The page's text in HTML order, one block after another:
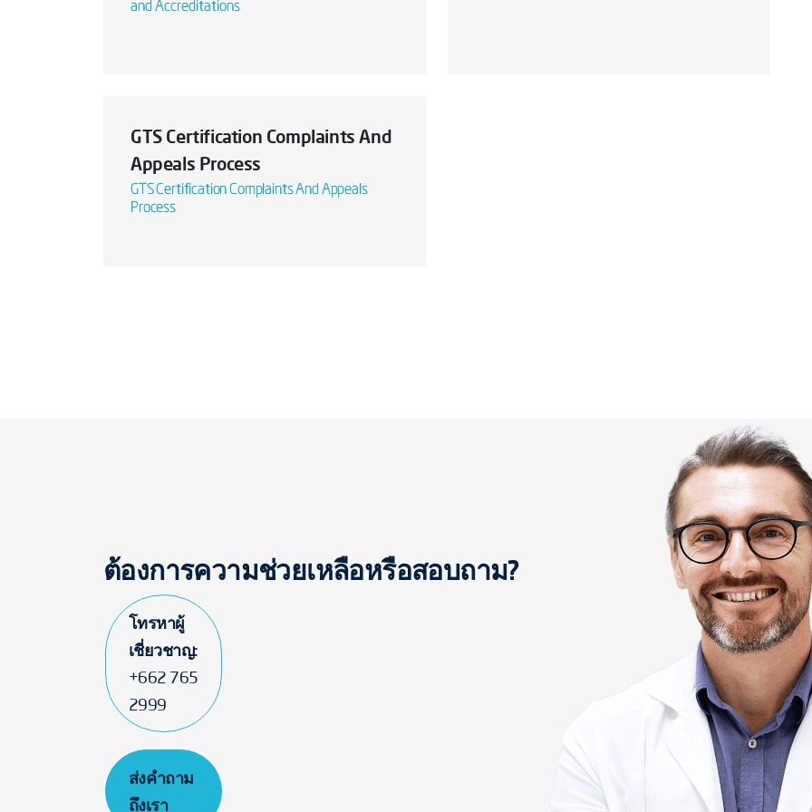
and Accreditations
GTS Certification Complaints And
Appeals Process
GTS Certification Complaints And Appeals
Process
ต้องการความช่วยเหลือหรือสอบถาม?
โทรหาผู้
เชี่ยวชาญ:
+662 765
2999
ส่งคำถาม
ถึงเรา